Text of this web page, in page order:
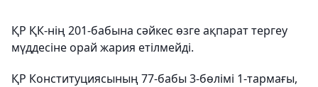
ҚР ҚК-нің 201-бабына сәйкес өзге ақпарат тергеу
мүддесіне орай жария етілмейді.
ҚР Конституциясының 77-бабы 3-бөлімі 1-тармағы,